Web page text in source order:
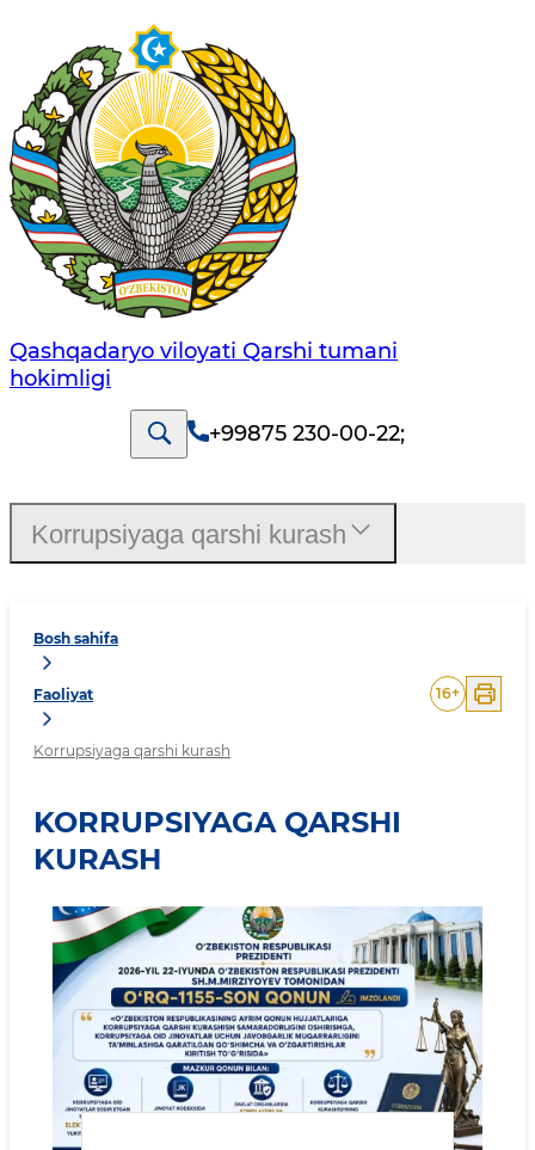
Qashqadaryo viloyati Qarshi tumani
hokimligi
+99875 230-00-22;
Bosh sahifa
Faoliyat
Korrupsiyaga qarshi kurash
16+
KORRUPSIYAGA QARSHI
KURASH
Korrupsiyaga qarshi kurash